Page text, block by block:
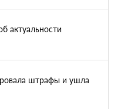
актуальности
штрафы и ушла